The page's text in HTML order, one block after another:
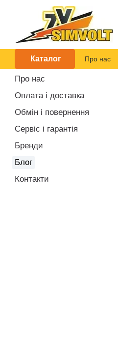
Перейти до основного контенту
Каталог Про нас
Про нас
Оплата і доставка
Обмін і повернення
Сервіс і гарантія
Бренди
Блог
Контакти